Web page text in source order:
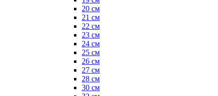
20 см
21 см
22 см
23 см
24 см
25 см
26 см
27 см
28 см
30 см